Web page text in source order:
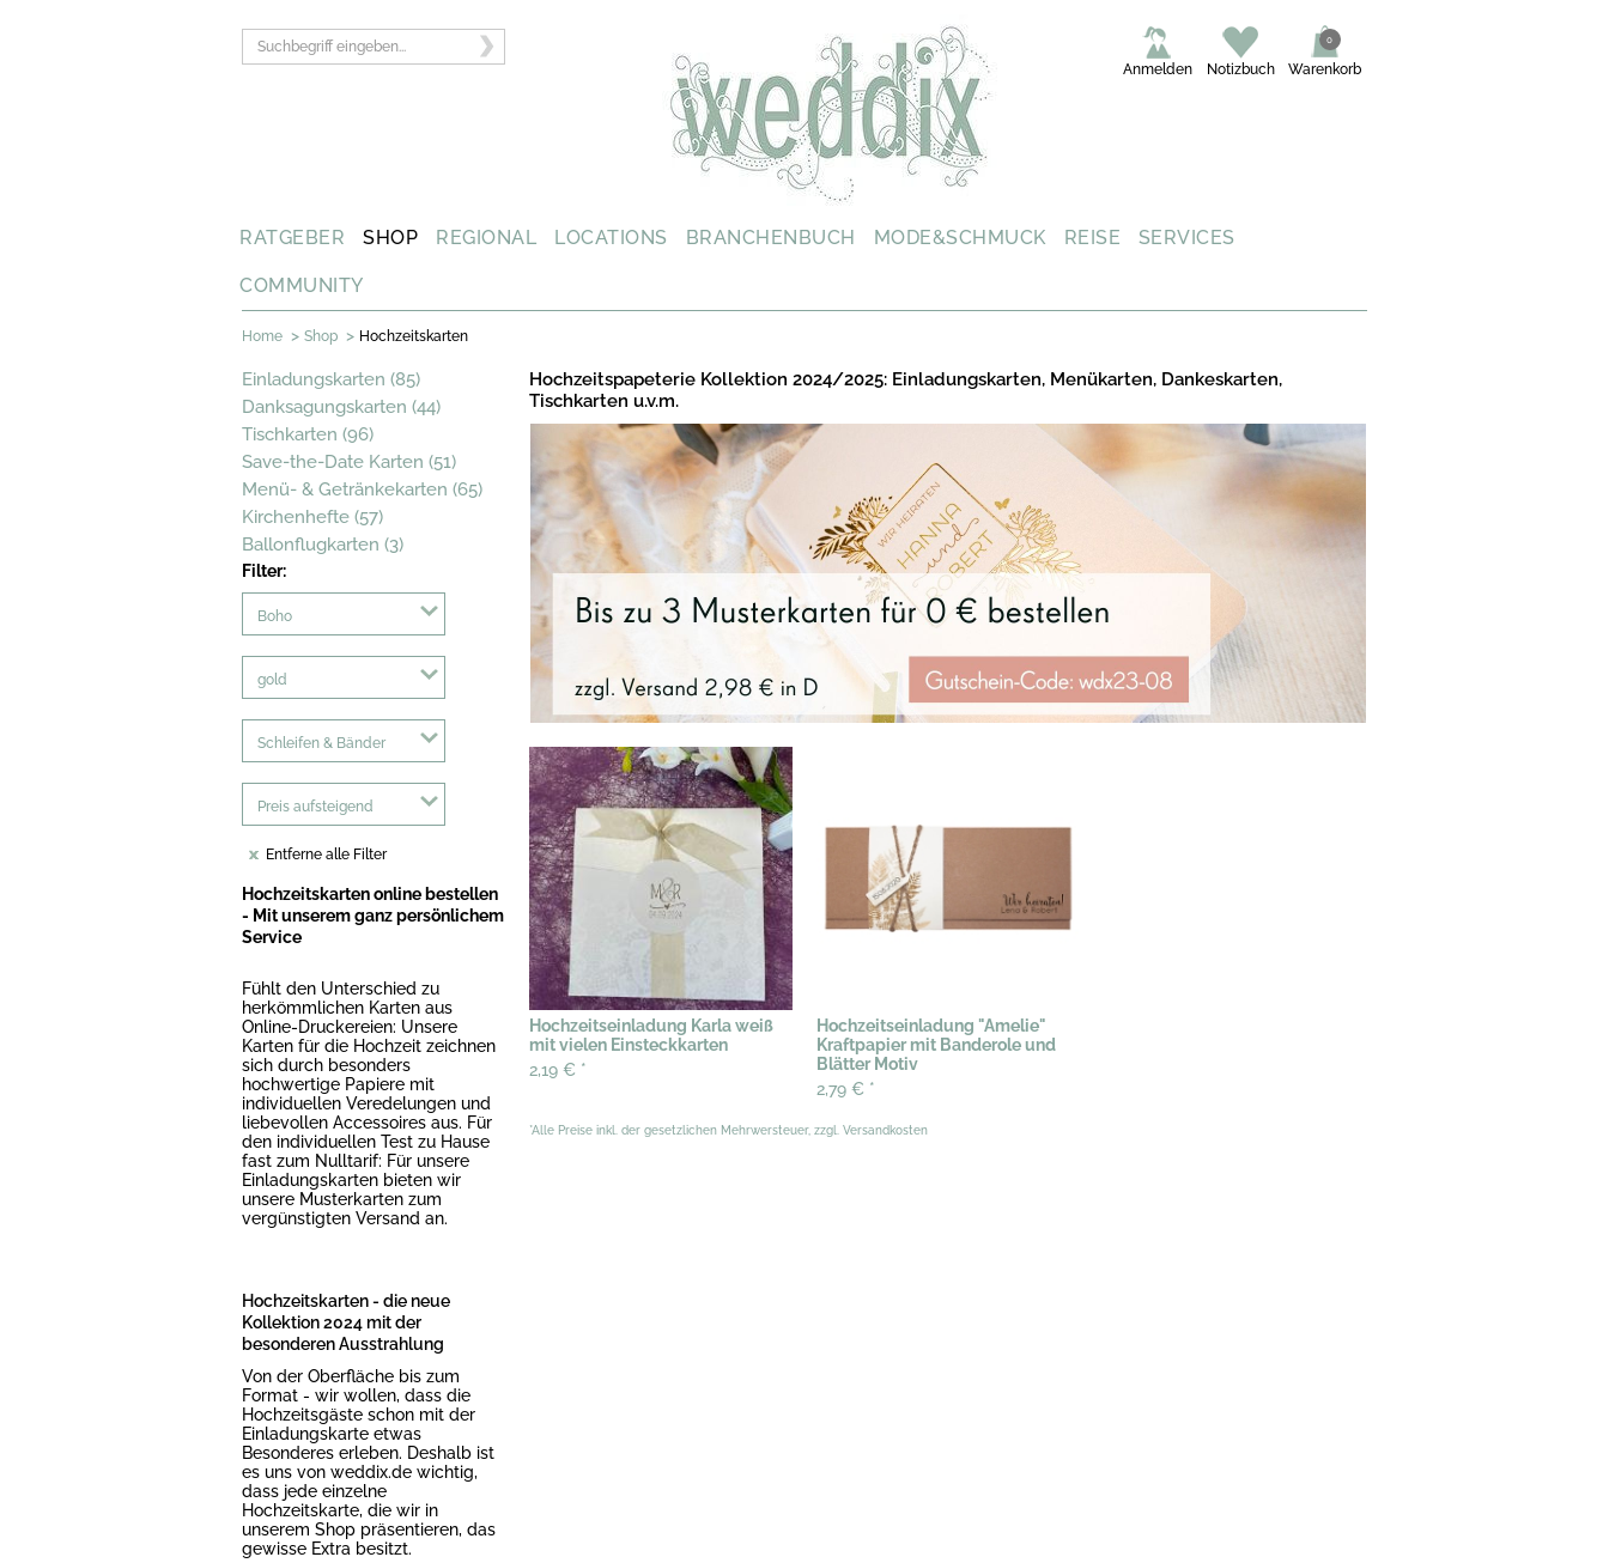
Warenkorb
0
Notizbuch
Anmelden
RATGEBER SHOP REGIONAL LOCATIONS BRANCHENBUCH MODE&SCHMUCK REISE SERVICES
COMMUNITY
Home > Shop > Hochzeitskarten
Einladungskarten (85)
Danksagungskarten (44)
Tischkarten (96)
Save-the-Date Karten (51)
Menü- & Getränkekarten (65)
Kirchenhefte (57)
Ballonflugkarten (3)
Filter:
Boho
gold
Schleifen & Bänder
Preis aufsteigend
Entferne alle Filter
Hochzeitskarten online bestellen
- Mit unserem ganz persönlichem
Service
Fühlt den Unterschied zu
herkömmlichen Karten aus
Online-Druckereien: Unsere
Karten für die Hochzeit zeichnen
sich durch besonders
hochwertige Papiere mit
individuellen Veredelungen und
liebevollen Accessoires aus. Für
den individuellen Test zu Hause
fast zum Nulltarif: Für unsere
Einladungskarten bieten wir
unsere Musterkarten zum
vergünstigten Versand an.
Hochzeitskarten - die neue
Kollektion 2024 mit der
besonderen Ausstrahlung
Von der Oberfläche bis zum
Format - wir wollen, dass die
Hochzeitsgäste schon mit der
Einladungskarte etwas
Besonderes erleben. Deshalb ist
es uns von weddix.de wichtig,
dass jede einzelne
Hochzeitskarte, die wir in
unserem Shop präsentieren, das
gewisse Extra besitzt.
Hochzeitspapeterie Kollektion 2024/2025: Einladungskarten, Menükarten, Dankeskarten,
Tischkarten u.v.m.
Hochzeitseinladung Karla weiß
mit vielen Einsteckkarten
2,19 € *
Hochzeitseinladung "Amelie"
Kraftpapier mit Banderole und
Blätter Motiv
2,79 € *
*Alle Preise inkl. der gesetzlichen Mehrwersteuer, zzgl. Versandkosten